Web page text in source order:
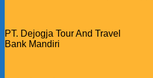
PT. Dejogja Tour And Travel
Bank Mandiri